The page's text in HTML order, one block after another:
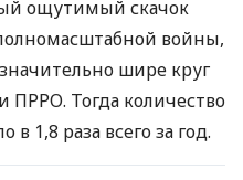
ощутимый скачок
войны,
значительно шире круг
Тогда количество
1,8 раза всего за год.